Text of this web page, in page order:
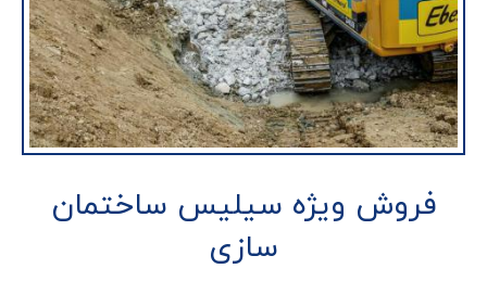
فروش ویژه سیلیس ساختمان
سازی